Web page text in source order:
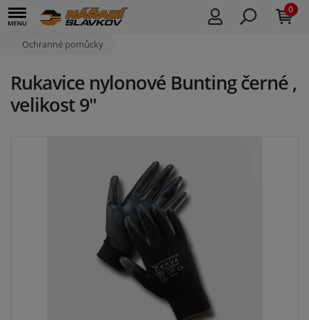
0
Ochranné pomůcky
Rukavice nylonové Bunting černé ,
velikost 9"